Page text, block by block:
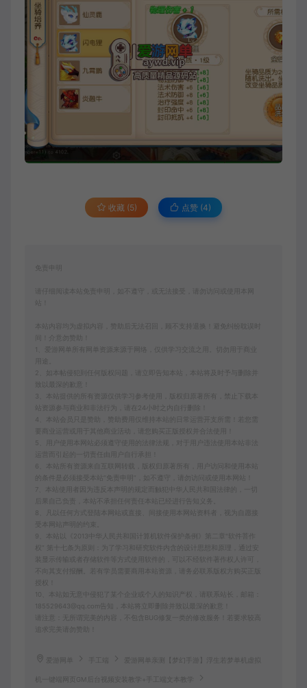
收藏 (5) 点赞 (4)
免责申明
请仔细阅读本站免责申明，如不遵守，或无法接受，请勿访问或使用本网
本站内容均为虚拟内容，赞助后无法召回，顾不支持退换！避免纠纷耽误时
间！介意勿赞助！
1、爱游网单所有网单资源来源于网络，仅供学习交流之用。切勿用于商业
2、如本帖侵犯到任何版权问题，请立即告知本站，本站将及时予与删除并
致以最深的歉意！
3、本站提供的所有资源仅供学习参考使用，版权归原著所有，禁止下载本
站资源参与商业和非法行为，请在24小时之内自行删除！
4、本站会员只是赞助，赞助费用仅维持本站的日常运营开支所需！若您需
要商业运营或用于其他商业活动，请您购买正版授权并合法使用！
5、用户使用本网站必须遵守使用的法律法规，对于用户违法使用本站非法
6、本站所有资源来自互联网转载，版权归原著所有，用户访问和使用本站
的条件是必须接受本站“免责申明”，如不遵守，请勿访问或使用本网站！
7、本站使用者因为违反本声明的规定而触犯中华人民共和国法律的，一切
后果自己负责，本站不承担任何责任本站已经进行告知义务。
8、凡以任何方式登陆本网站或直接、间接使用本网站资料者，视为自愿接
受本网站声明的约束。
9、本站以《2013中华人民共和国计算机软件保护条例》第二章"软件菩作
权” 第十七条为原则：为了学习和研究软件内含的设计思想和原理，通过安
装显示传输或者存储软件等方式使用软件的，可以不经软件著作权人许可，
不向其支付报酬。若有学员需要商用本站资源，请务必联系版权方购买正版
10、本站如无意中侵犯了某个企业或个人的知识产权，请联系站长，邮箱：
185529643@qq.com告知，本站将立即删除并致以最深的歉意！
请注意：无所谓完美的内容，不包含BUG修复一类的修改服务！若要求较高
追求完美请勿赞助！
爱游网单 爱游网单亲测【梦幻手游】浮生若梦单机虚拟
机一键端网页GM后台视频安装教学+手工端文本教学